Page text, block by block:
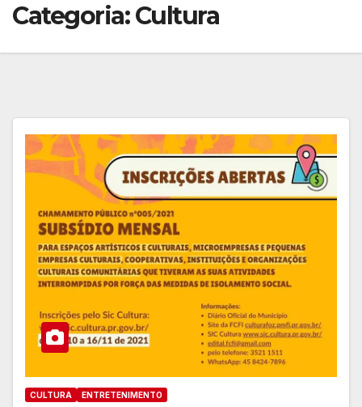
Categoria:Cultura
CULTURA ENTRETENIMENTO